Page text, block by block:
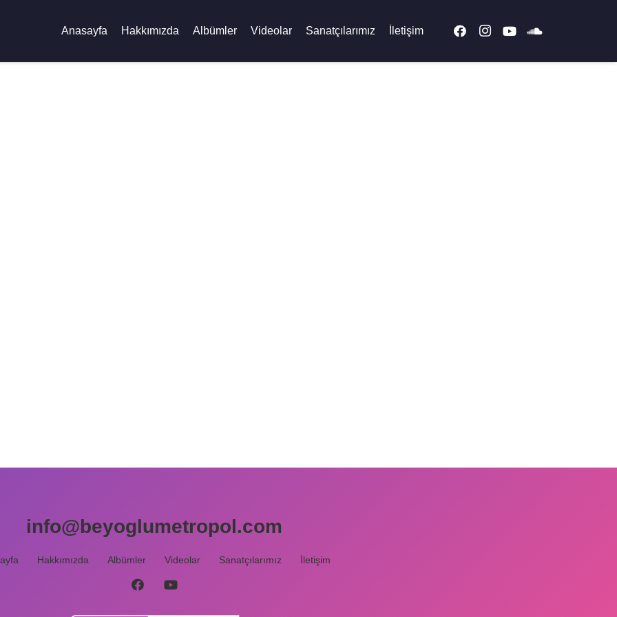
Anasayfa Hakkımızda Albümler Videolar Sanatçılarımız İletişim
info@beyoglumetropol.com
Hakkımızda Albümler Videolar Sanatçılarımız İletişim